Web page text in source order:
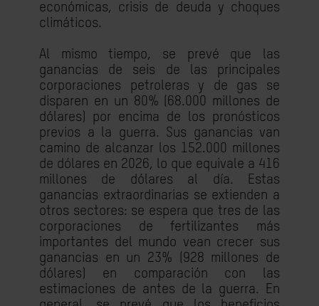
económicas, crisis de deuda y choques
climáticos.
Al mismo tiempo, se prevé que las
ganancias de seis de las principales
corporaciones petroleras y de gas se
disparen en un 80% (68.000 millones de
dólares) por encima de los pronósticos
previos a la guerra. Sus ganancias van
camino de alcanzar los 152.000 millones
de dólares en 2026, lo que equivale a 416
millones de dólares al día. Estas
ganancias extraordinarias se extienden a
otros sectores: se espera que tres de las
corporaciones de fertilizantes más
importantes del mundo vean crecer sus
ganancias en un 23% (928 millones de
dólares) en comparación con las
estimaciones de antes de la guerra. En